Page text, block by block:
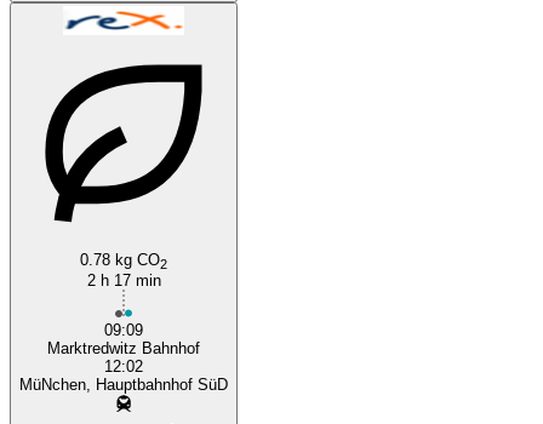
0.78 kg CO2
2 h 17 min
09:09
Marktredwitz Bahnhof
12:02
MüNchen, Hauptbahnhof SüD